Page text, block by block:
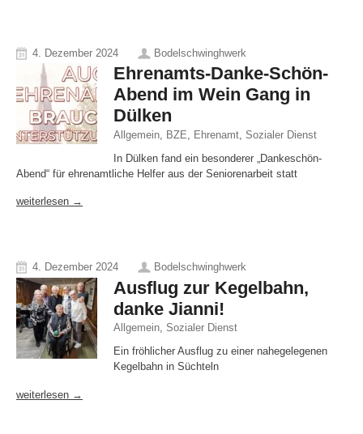
4. Dezember 2024 Bodelschwinghwerk
Ehrenamts-Danke-Schön-
Abend im Wein Gang in
Dülken
Allgemein BZE Ehrenamt Sozialer Dienst
In Dülken fand ein besonderer „Dankeschön-
Abend“ für ehrenamtliche Helfer aus der Seniorenarbeit statt
weiterlesen →
4. Dezember 2024 Bodelschwinghwerk
Ausflug zur Kegelbahn,
danke Jianni!
Allgemein Sozialer Dienst
Ein fröhlicher Ausflug zu einer nahegelegenen
Kegelbahn in Süchteln
weiterlesen →